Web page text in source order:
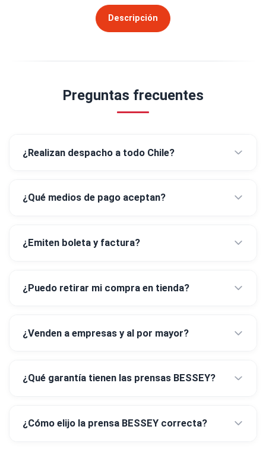
Descripción
Preguntas frecuentes
¿Realizan despacho a todo Chile?
¿Qué medios de pago aceptan?
¿Emiten boleta y factura?
¿Puedo retirar mi compra en tienda?
¿Venden a empresas y al por mayor?
¿Qué garantía tienen las prensas BESSEY?
¿Cómo elijo la prensa BESSEY correcta?